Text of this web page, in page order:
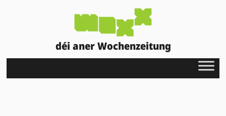
déi aner Wochenzeitung